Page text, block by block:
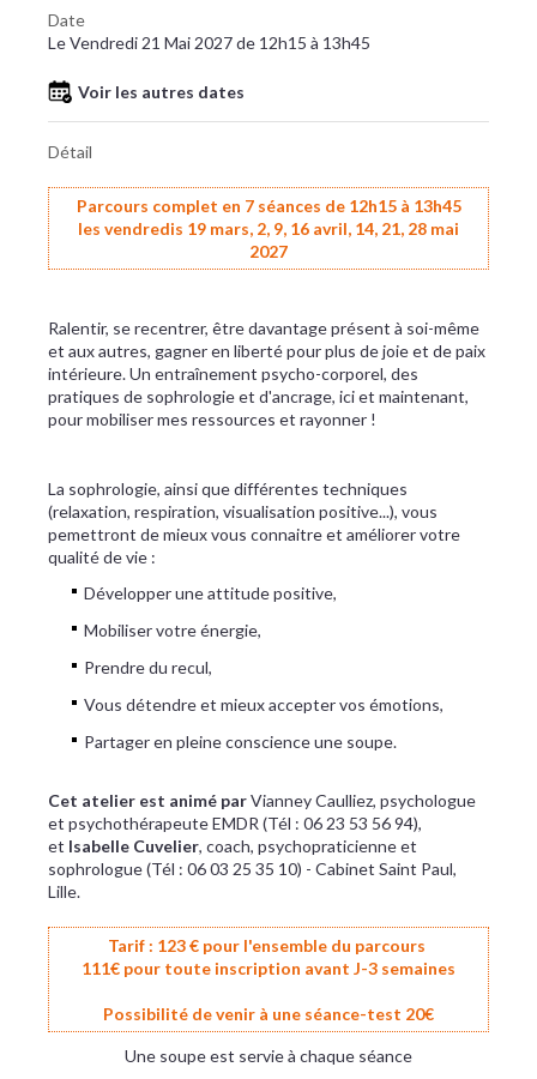
Date
Le Vendredi 21 Mai 2027 de 12h15 à 13h45
Voir les autres dates
Détail
Parcours complet en 7 séances de 12h15 à 13h45
les vendredis 19 mars, 2, 9, 16 avril, 14, 21, 28 mai
2027
Ralentir, se recentrer, être davantage présent à soi-même
et aux autres, gagner en liberté pour plus de joie et de paix
intérieure. Un entraînement psycho-corporel, des
pratiques de sophrologie et d'ancrage, ici et maintenant,
pour mobiliser mes ressources et rayonner !
La sophrologie, ainsi que différentes techniques
(relaxation, respiration, visualisation positive...), vous
pemettront de mieux vous connaitre et améliorer votre
qualité de vie :
Développer une attitude positive,
Mobiliser votre énergie,
Prendre du recul,
Vous détendre et mieux accepter vos émotions,
Partager en pleine conscience une soupe.
Cet atelier est animé parVianney Caulliez, psychologue
et psychothérapeute EMDR (Tél : 06 23 53 56 94),
et Isabelle Cuvelier, coach, psychopraticienne et
sophrologue (Tél : 06 03 25 35 10) - Cabinet Saint Paul,
Lille.
Tarif : 123 € pour l'ensemble du parcours
111€ pour toute inscription avant J-3 semaines
Possibilité de venir à une séance-test 20€
Une soupe est servie à chaque séance